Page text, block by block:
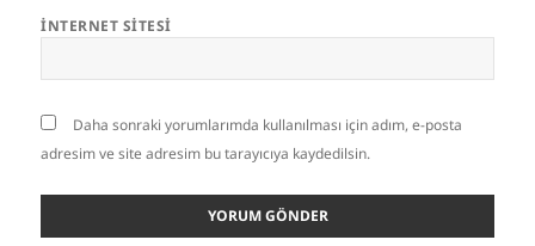
İNTERNET SITESI
Daha sonraki yorumlarımda kullanılması için adım, e-posta
adresim ve site adresim bu tarayıcıya kaydedilsin.